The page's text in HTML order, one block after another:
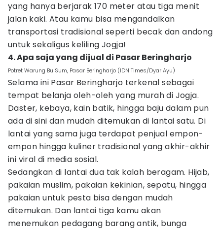
yang hanya berjarak 170 meter atau tiga menit
jalan kaki. Atau kamu bisa mengandalkan
transportasi tradisional seperti becak dan andong
untuk sekaligus keliling Jogja!
4. Apa saja yang dijual di Pasar Beringharjo
Potret Warung Bu Sum, Pasar Beringharjo (IDN Times/Dyar Ayu)
Selama ini Pasar Beringharjo terkenal sebagai
tempat belanja oleh-oleh yang murah di Jogja.
Daster, kebaya, kain batik, hingga baju dalam pun
ada di sini dan mudah ditemukan di lantai satu. Di
lantai yang sama juga terdapat penjual empon-
empon hingga kuliner tradisional yang akhir-akhir
ini viral di media sosial.
Sedangkan di lantai dua tak kalah beragam. Hijab,
pakaian muslim, pakaian kekinian, sepatu, hingga
pakaian untuk pesta bisa dengan mudah
ditemukan. Dan lantai tiga kamu akan
menemukan pedagang barang antik, bunga